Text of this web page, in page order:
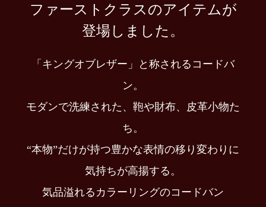
ファーストクラスのアイテムが
登場しました。
「キングオブレザー」と称されるコードバ
ン。
モダンで洗練された、鞄や財布、皮革小物た
ち。
“本物”だけが持つ豊かな表情の移り変わりに
気持ちが高揚する。
気品溢れるカラーリングのコードバン